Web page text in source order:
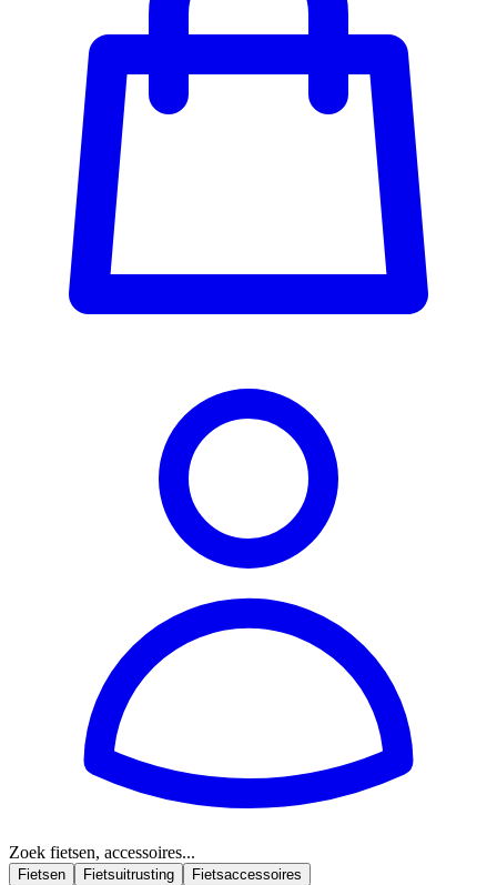
Zoek fietsen, accessoires...
Fietsen Fietsuitrusting Fietsaccessoires